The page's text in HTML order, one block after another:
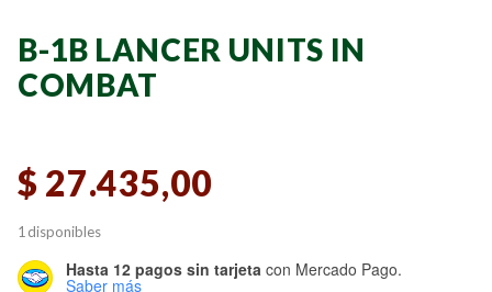
B-1B LANCER UNITS IN
COMBAT
$ 27.435,00
1 disponibles
Hasta 12 pagos sin tarjeta con Mercado Pago.
Saber más